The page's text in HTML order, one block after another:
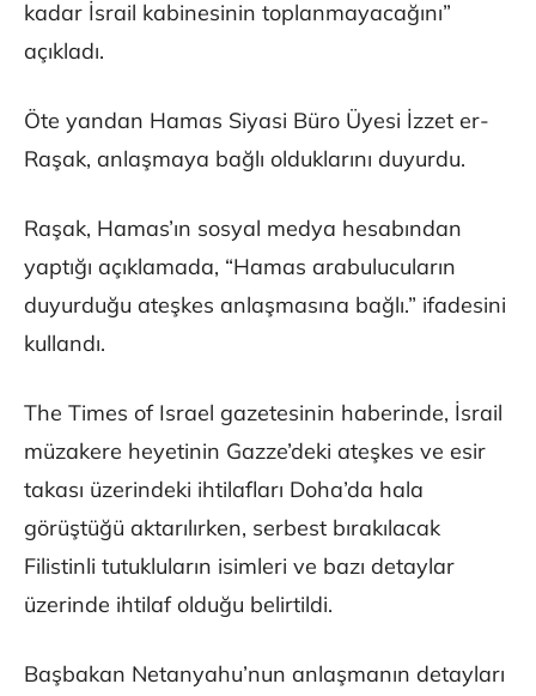
kadar İsrail kabinesinin toplanmayacağını”
açıkladı.
Öte yandan Hamas Siyasi Büro Üyesi İzzet er-
Raşak, anlaşmaya bağlı olduklarını duyurdu.
Raşak, Hamas’ın sosyal medya hesabından
yaptığı açıklamada, “Hamas arabulucuların
duyurduğu ateşkes anlaşmasına bağlı.” ifadesini
kullandı.
The Times of Israel gazetesinin haberinde, İsrail
müzakere heyetinin Gazze’deki ateşkes ve esir
takası üzerindeki ihtilafları Doha’da hala
görüştüğü aktarılırken, serbest bırakılacak
Filistinli tutukluların isimleri ve bazı detaylar
üzerinde ihtilaf olduğu belirtildi.
Başbakan Netanyahu’nun anlaşmanın detayları